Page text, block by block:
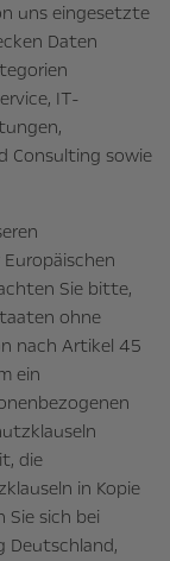
uns eingesetzte
Daten
IT-
Consulting sowie
Sie bitte,
ohne
nach Artikel 45
ein
die
in Kopie
sich bei
Deutschland,